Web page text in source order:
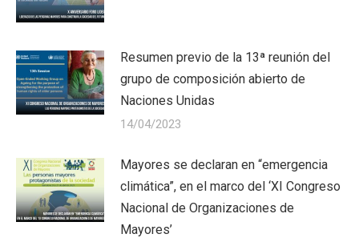
Resumen previo de la 13ª reunión del
grupo de composición abierto de
Naciones Unidas
14/04/2023
Mayores se declaran en “emergencia
climática”, en el marco del ‘XI Congreso
Nacional de Organizaciones de
Mayores’